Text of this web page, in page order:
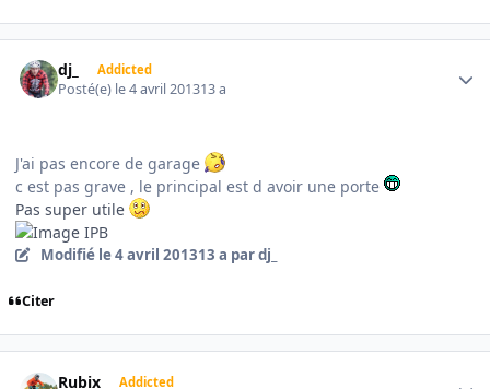
dj_ Addicted
Posté(e) le 4 avril 201313 a
J'ai pas encore de garage
c est pas grave , le principal est d avoir une porte
Pas super utile
Modifié le 4 avril 201313 a par dj_
Citer
Rubix Addicted